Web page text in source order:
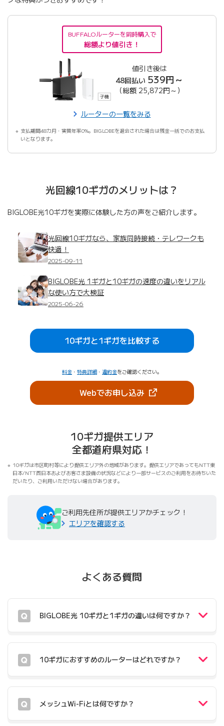
BUFFALOルーターを同時購入で
総額より値引き！
値引き後は
48回払い 539円～
（総額 25,872円～）
ルーターの一覧をみる
支払期間48カ月・実質年率0%。BIGLOBEを退会された場合は残金一括でのお支払
いとなります。
光回線10ギガのメリットは？
BIGLOBE光10ギガを実際に体験した方の声をご紹介します。
光回線10ギガなら、家族同時接続・テレワークも
快適！
2025-09-11
BIGLOBE光 1ギガと10ギガの速度の違いをリアル
な使い方で大検証
2025-06-26
10ギガと1ギガを比較する
料金 ・ 特典詳細 ・ 違約金をご確認ください。
Webでお申し込み（新しいタブで開き
10ギガ提供エリア
全都道府県対応！
10ギガは市区町村等により提供エリア外の地域があります。提供エリアであってもNTT東
日本/NTT西日本およびお客さま設備の状況などにより一部サービスのご利用をお待ちいた
だいたり、ご利用いただけない場合があります。
ご利用先住所が提供エリアかチェック！
エリアを確認する
よくある質問
BIGLOBE光 10ギガと1ギガの違いは何ですか？
10ギガにおすすめのルーターはどれですか？
メッシュWi-Fiとは何ですか？